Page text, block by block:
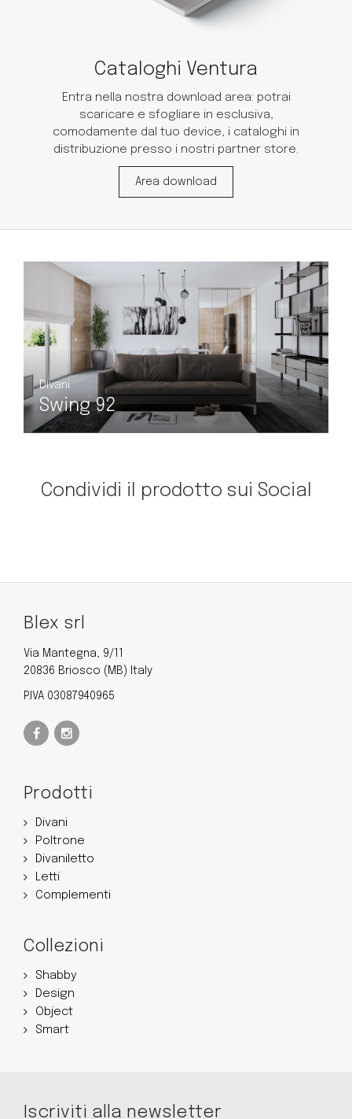
Cataloghi Ventura
Entra nella nostra download area: potrai
scaricare e sfogliare in esclusiva,
comodamente dal tuo device, i cataloghi in
distribuzione presso i nostri partner store.
Area download
Divani
Swing 107
Condividi il prodotto sui Social
Blex srl
Via Mantegna, 9/11
20836 Briosco (MB) Italy
P.IVA 03087940965
Prodotti
Divani
Poltrone
Divaniletto
Letti
Complementi
Collezioni
Shabby
Design
Object
Smart
Iscriviti alla newsletter